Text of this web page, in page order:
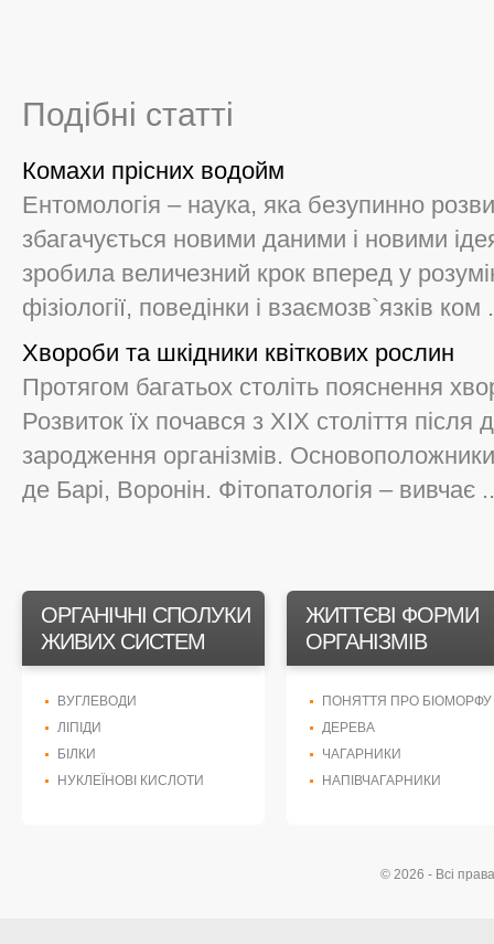
Подібні статті
Комахи прісних водойм
Ентомологія – наука, яка безупинно
збагачується новими даними і новими
зробила величезний крок вперед у
фізіології, поведінки і взаємозв`язків ком
Хвороби та шкідники квіткових рослин
Протягом багатьох століть пояснення
Розвиток їх почався з ХІХ століття після
зародження організмів. Основоположники
де Барі, Воронін. Фітопатологія – вивчає
ОРГАНІЧНІ СПОЛУКИ
ЖИВИХ СИСТЕМ
ВУГЛЕВОДИ
ЛІПІДИ
БІЛКИ
НУКЛЕЇНОВІ КИСЛОТИ
ЖИТТЄВІ ФОРМИ
ОРГАНІЗМІВ
ПОНЯТТЯ ПРО БІОМОРФУ
ДЕРЕВА
ЧАГАРНИКИ
НАПІВЧАГАРНИКИ
© 2026 - Всі